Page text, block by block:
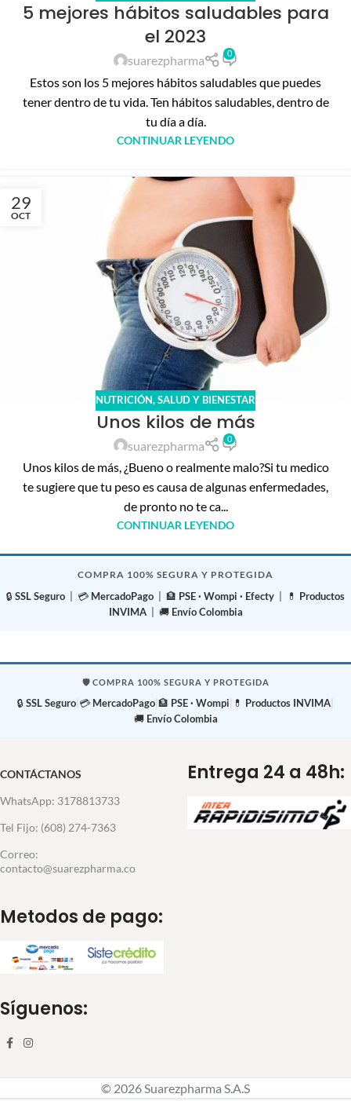
5 mejores hábitos saludables para
el 2023
suarezpharma 0
Estos son los 5 mejores hábitos saludables que puedes
tener dentro de tu vida. Ten hábitos saludables, dentro de
tu día a día.
CONTINUAR LEYENDO
29
OCT
NUTRICIÓN,SALUD Y BIENESTAR
Unos kilos de más
suarezpharma 0
Unos kilos de más, ¿Bueno o realmente malo?Si tu medico
te sugiere que tu peso es causa de algunas enfermedades,
de pronto no te ca...
CONTINUAR LEYENDO
COMPRA 100% SEGURA Y PROTEGIDA
🔒 SSL Seguro | 💳 MercadoPago | 🏦 PSE · Wompi · Efecty | 💊 Productos
INVIMA| 🚚 Envío Colombia
🛡️ COMPRA 100% SEGURA Y PROTEGIDA
🔒 SSL Seguro 💳 MercadoPago 🏦 PSE · Wompi 💊 Productos INVIMA
🚚 Envío Colombia
CONTÁCTANOS
WhatsApp: 3178813733
Tel Fijo: (608) 274-7363
Correo:
contacto@suarezpharma.co
Metodos de pago:
Entrega 24 a 48h:
Síguenos:
© 2026 Suarezpharma S.A.S